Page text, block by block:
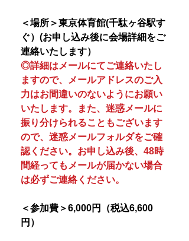
＜場所＞東京体育館(千駄ヶ谷駅す
ぐ）(お申し込み後に会場詳細をご
連絡いたします）
◎詳細はメールにてご連絡いたし
ますので、メールアドレスのご入
力はお間違いのないようにお願い
いたします。また、迷惑メールに
振り分けられることもございます
ので、迷惑メールフォルダをご確
認ください。お申し込み後、48時
間経ってもメールが届かない場合
は必ずご連絡ください。
＜参加費＞6,000円（税込6,600
円）